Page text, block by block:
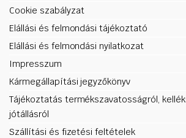
Cookie szabályzat
Elállási és felmondási tájékoztató
Elállási és felmondási nyilatkozat
Impresszum
Kármegállapítási jegyzőkönyv
Tájékoztatás termékszavatosságról,
jótállásról
Szállítási és fizetési feltételek